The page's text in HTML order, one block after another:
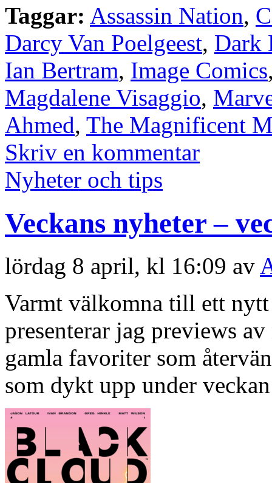
Taggar: Assassin Nation,
Darcy Van Poelgeest, Dark
Ian Bertram, Image Comics
Magdalene Visaggio,
Ahmed, The Magnificent
Skriv en kommentar
Nyheter och tips
Veckans nyheter –
lördag 8 april, kl 16:09 av
Varmt välkomna till ett
presenterar jag previews
gamla favoriter som
som dykt upp under